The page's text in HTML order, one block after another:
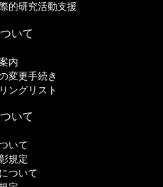
的研究活動支援
いて
内
変更手続き
ングリスト
いて
いて
規定
ついて